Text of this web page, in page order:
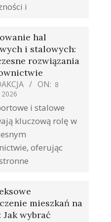
i
hal
i stalowych:
rozwiązania
ON: 8
2026
i stalowe
kluczową rolę w
oferując
mieszkań na
Jak wybrać